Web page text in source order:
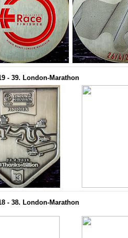
- 39. London-Marathon
- 38. London-Marathon